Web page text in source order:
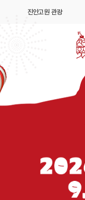
진안고원 관광